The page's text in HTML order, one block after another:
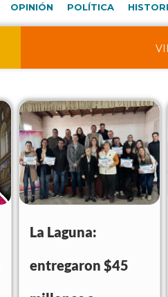
OPINIÓN POLÍTICA
La Laguna:
entregaron $45